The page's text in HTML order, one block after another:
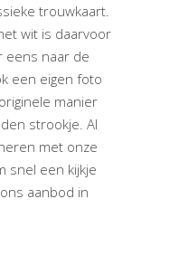
trouwkaart.
wit is daarvoor
eens naar de
een eigen foto
manier
strookje. Al
met onze
snel een kijkje
aanbod in